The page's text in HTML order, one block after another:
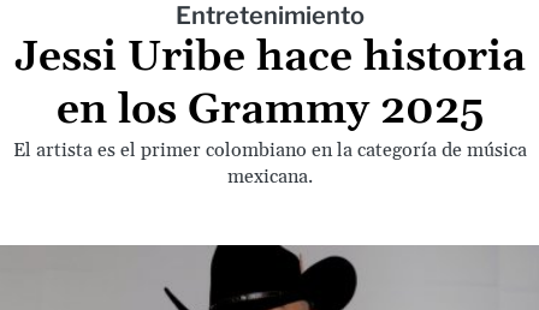
Entretenimiento
Jessi Uribe hace historia
en los Grammy 2025
El artista es el primer colombiano en la categoría de música
mexicana.